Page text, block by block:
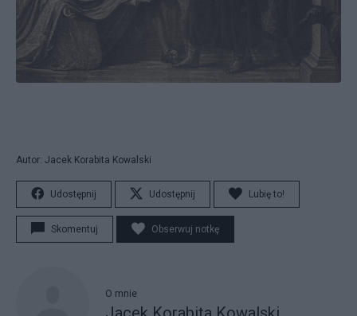
Autor: Jacek Korabita Kowalski
Udostępnij Udostępnij Lubię to!
Skomentuj Obserwuj notkę
O mnie